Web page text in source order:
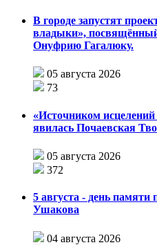
В городе запустят
владыки»,
Онуфрию Гагалюку.
05 августа 2026
73
«Источником
явилась Почаевская
05 августа 2026
372
5 августа - день памяти
Ушакова
04 августа 2026